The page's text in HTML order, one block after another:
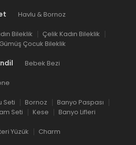
Havlu & Bornoz
Bileklik
Çelik Kadın Bileklik
Gümüş Çocuk Bileklik
Bebek Bezi
Seti Bornoz
Banyo Paspası
Seti Kese Banyo Lifleri
Yüzük Charm